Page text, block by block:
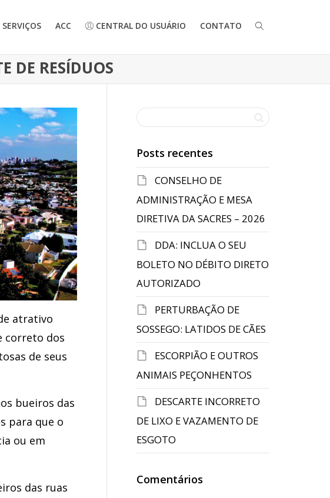
SERVIÇOS ACC CENTRAL DO USUÁRIO CONTATO
DE RESÍDUOS
atrativo
correto dos
de seus
bueiros das
para que o
ou em
das ruas
Posts recentes
CONSELHO DE
ADMINISTRAÇÃO E MESA
DIRETIVA DA SACRES – 2026
DDA: INCLUA O SEU
BOLETO NO DÉBITO DIRETO
AUTORIZADO
PERTURBAÇÃO DE
SOSSEGO: LATIDOS DE CÃES
ESCORPIÃO E OUTROS
ANIMAIS PEÇONHENTOS
DESCARTE INCORRETO
DE LIXO E VAZAMENTO DE
ESGOTO
Comentários